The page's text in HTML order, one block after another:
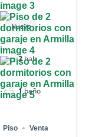
Nuevo
2hab
1baño
Piso Venta